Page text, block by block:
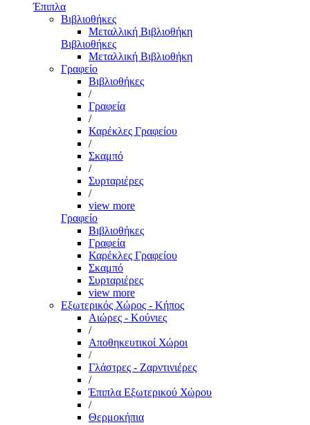
Έπιπλα
Βιβλιοθήκες
Μεταλλική Βιβλιοθήκη
Βιβλιοθήκες
Μεταλλική Βιβλιοθήκη
Γραφείο
Βιβλιοθήκες
/
Γραφεία
/
Καρέκλες Γραφείου
/
Σκαμπό
/
Συρταριέρες
/
view more
Γραφείο
Βιβλιοθήκες
Γραφεία
Καρέκλες Γραφείου
Σκαμπό
Συρταριέρες
view more
Εξωτερικός Χώρος - Κήπος
Αιώρες - Κούνιες
/
Αποθηκευτικοί Χώροι
/
Γλάστρες - Ζαρντινιέρες
/
Έπιπλα Εξωτερικού Χώρου
/
Θερμοκήπια